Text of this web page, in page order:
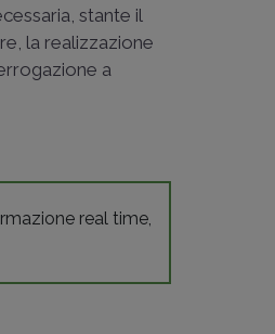
stante il
la realizzazione
a
real time,